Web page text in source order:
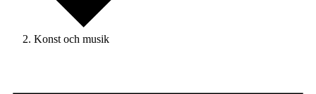
Konst och musik